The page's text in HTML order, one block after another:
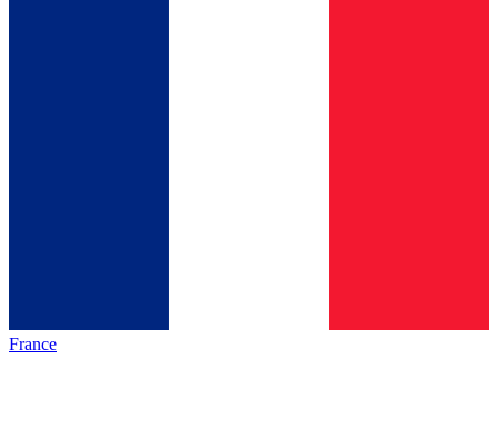
France